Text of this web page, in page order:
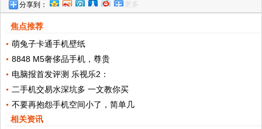
分享到： 更多
焦点推荐
萌兔子卡通手机壁纸
8848 M5奢侈品手机，尊贵
电脑报首发评测 乐视乐2：
二手机交易水深坑多 一文教你买
不要再抱怨手机空间小了，简单几
相关资讯